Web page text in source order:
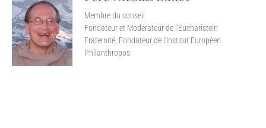
Membre du conseil
Fondateur et Modérateur de l'Eucharistein
Fraternité, Fondateur de l'Institut Européen
Philanthropos